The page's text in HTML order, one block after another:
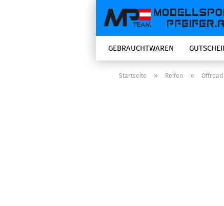
GEBRAUCHTWAREN
Startseite » Reifen » Offroad